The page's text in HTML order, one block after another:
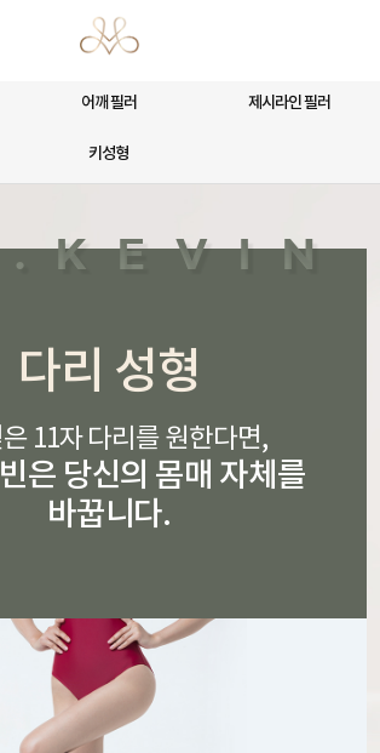
어깨 필러 제시라인 필러
키성형
다리 성형
11자 다리를 원한다면,
은 당신의 몸매 자체를
바꿉니다.